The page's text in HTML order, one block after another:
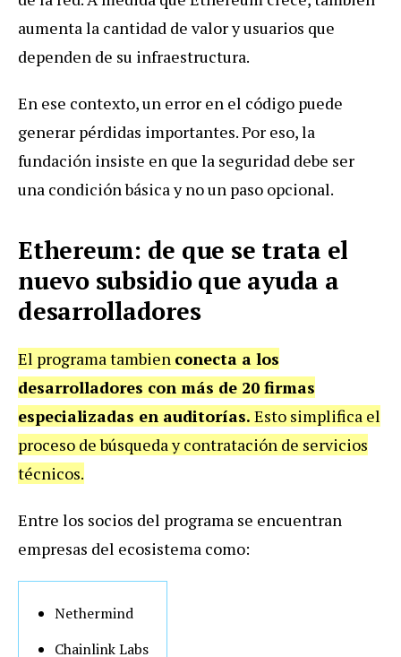
aumenta la cantidad de valor y usuarios que
dependen de su infraestructura.
En ese contexto, un error en el código puede
generar pérdidas importantes. Por eso, la
fundación insiste en que la seguridad debe ser
una condición básica y no un paso opcional.
Ethereum: de que se trata el
nuevo subsidio que ayuda a
desarrolladores
El programa tambien conecta a los
desarrolladores con más de 20 firmas
especializadas en auditorías. Esto simplifica el
proceso de búsqueda y contratación de servicios
técnicos.
Entre los socios del programa se encuentran
empresas del ecosistema como:
Nethermind
Chainlink Labs